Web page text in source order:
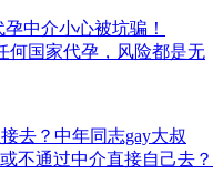
中介小心被坑骗！
何国家代孕，风险都是无
去？中年同志gay大叔
不通过中介直接自己去？